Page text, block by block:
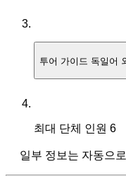
투어 가이드 독일어
최대 단체 인원 6
일부 정보는 자동으